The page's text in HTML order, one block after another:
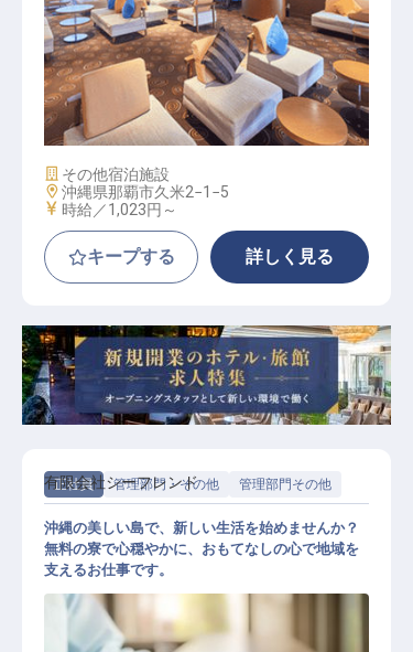
ホールスタッフ
施設業態
その他宿泊施設
勤務地
沖縄県那覇市久米2−1−5
給与
時給／1,023円～
キープする 詳しく見る
正社員 管理部門・その他 管理部門その他
有限会社シーフレンド
沖縄の美しい島で、新しい生活を始めませんか？
無料の寮で心穏やかに、おもてなしの心で地域を
支えるお仕事です。